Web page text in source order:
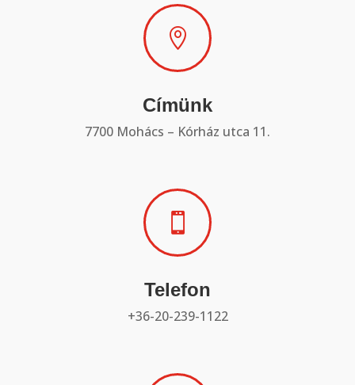

Címünk
7700 Mohács – Kórház utca 11.

Telefon
+36-20-239-1122